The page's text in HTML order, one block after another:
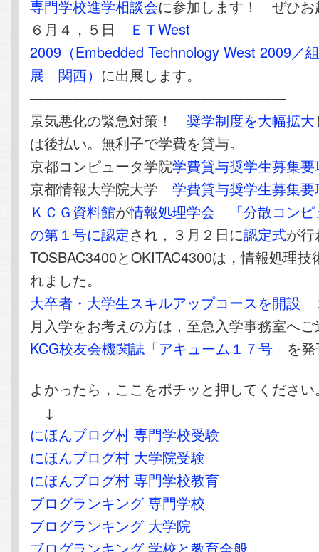
専門学校進学相談会に参加します！ ぜひお
６月４，５日
ＥＴWest
2009（Embedded Technology West 2009／
展 関西） に出展します。
——————————————————
景気悪化の緊急対策！奨学制度を大幅拡大
は後払い。無利子で学費を貸与。
京都コンピュータ学院学費貸与奨学生募集要
京都情報大学院大学学費貸与奨学生募集要
ＫＣＧ資料館が情報処理学会
「分散コン
の第１号に認定され，３月２日に認定式が
TOSBAC3400とOKITAC4300は，情報処理
れました。
大卒者・大学生スキルアップコースを開設
月入学をお考えの方は，至急入学事務室へ
KCG校友会機関誌「アキューム１７号」 を
よかったら，ここをポチッと押してください
↓
にほんブログ村 専門学校受験
にほんブログ村 大学院受験
にほんブログ村 専門学校教育
ブログランキング 専門学校
ブログランキング 大学院
ブログランキング 学校と教育全般